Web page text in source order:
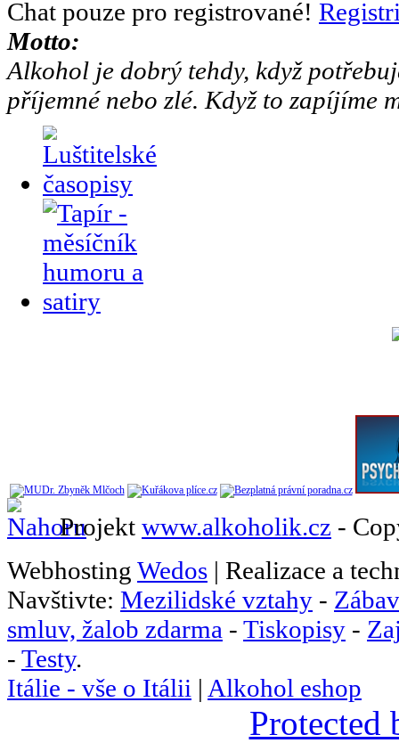
Chat pouze pro registrované!
Motto:
Alkohol je dobrý tehdy, když
příjemné nebo zlé. Když to zapíjíme
Projekt www.alkoholik.cz -
Webhosting Wedos | Realizace a
Navštivte: Mezilidské vztahy -
smluv, žalob zdarma - Tiskopisy -
- Testy.
Itálie - vše o Itálii | Alkohol eshop
Protected